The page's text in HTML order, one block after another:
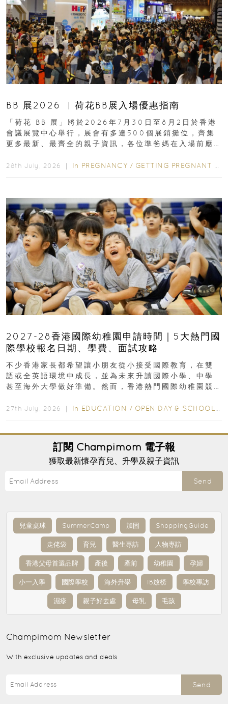
BB 展2026 ︳荷花BB展入場優惠指南
「荷花 BB 展」將於2026年7月30日至8月2日於香港
會議展覽中心舉行，展會有多達500個展銷攤位，齊集
更多最新、最齊全的親子資訊，各位準爸媽在入場前應
28th July, 2026 ｜ In PREGNANCY / GETTING PREGNANT
2027-28香港國際幼稚園申請時間｜5大熱門國
際學校報名日期、學費、面試攻略
不少香港家長都希望讓小朋友從小接受國際教育，在雙
語或全英語環境中成長，並為未來升讀國際小學、中學
甚至海外大學做好準備。然而，香港熱門國際幼稚園競
27th July, 2026 ｜ In EDUCATION / OPEN DAY & SCHOOL EVENTS
訂閱 Champimom 電子報
獲取最新懷孕育兒、升學及親子資訊
Send
兒童桌球 SummerCamp 加固 ShoppingGuide
走佬袋 育兒 醫生專訪 人物專訪
香港父母首選品牌 產後 產前 幼稚園 孕婦
小一入學 國際學校 海外升學 IB放榜 學校專訪
濕疹 親子好去處 母乳 毛孩
Champimom Newsletter
With exclusive updates and deals
Send